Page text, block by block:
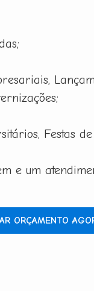
Festas
e um
ORÇAMENTO